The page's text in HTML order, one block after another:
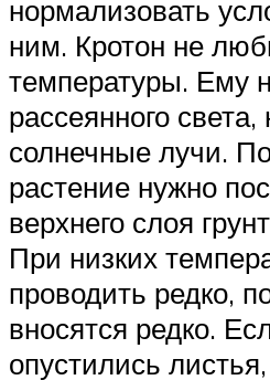
нормализовать
ним. Кротон не
температуры. Ему
рассеянного
солнечные лучи.
растение нужно
верхнего слоя
При низких
проводить редко,
вносятся редко.
опустились